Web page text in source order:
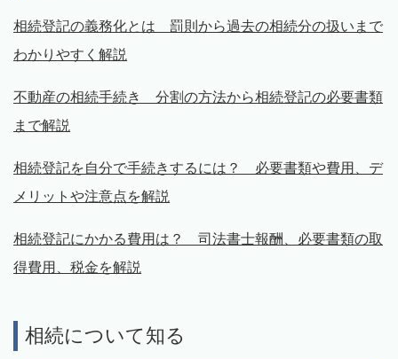
相続登記の義務化とは 罰則から過去の相続分の扱いまで
わかりやすく解説
不動産の相続手続き 分割の方法から相続登記の必要書類
まで解説
相続登記を自分で手続きするには？ 必要書類や費用、デ
メリットや注意点を解説
相続登記にかかる費用は？ 司法書士報酬、必要書類の取
得費用、税金を解説
相続について知る